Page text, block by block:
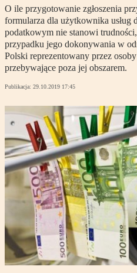
O ile przygotowanie zgłoszenia
formularza dla użytkownika usług
podatkowym nie stanowi
przypadku jego dokonywania w
Polski reprezentowany przez
przebywające poza jej obszarem.
Publikacja: 29.10.2019 17:45